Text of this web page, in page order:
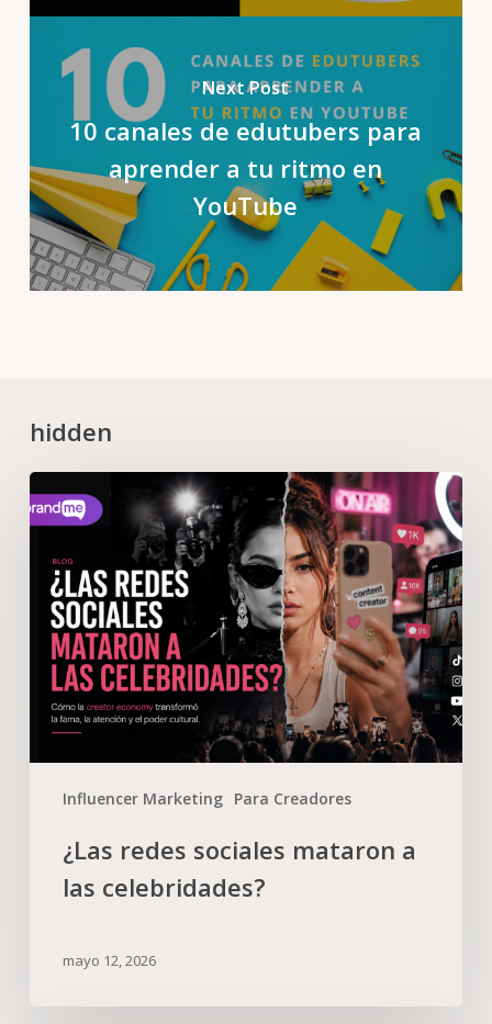
Next Post
10 canales de edutubers para
aprender a tu ritmo en
YouTube
hidden
Influencer Marketing Para Creadores
¿Las redes sociales mataron a
las celebridades?
mayo 12, 2026